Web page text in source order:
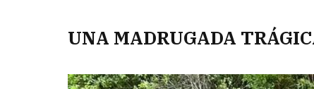
UNA MADRUGADA